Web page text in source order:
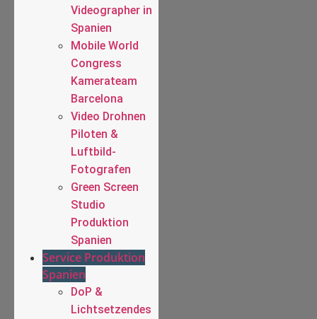
Videographer in
Spanien
Mobile World
Congress
Kamerateam
Barcelona
Video Drohnen
Piloten &
Luftbild-
Fotografen
Green Screen
Studio
Produktion
Spanien
Service Produktion
Spanien
DoP &
Lichtsetzendes